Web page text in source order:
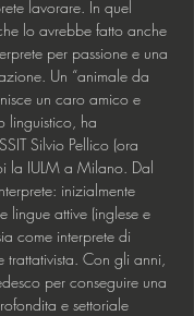
lavorare. In quel
lo avrebbe fatto anche
per passione e una
Un “animale da
un caro amico e
linguistico, ha
Silvio Pellico (ora
la IULM a Milano. Dal
inizialmente
lingue attive (inglese e
come interprete di
trattativista. Con gli anni,
per conseguire una
e settoriale